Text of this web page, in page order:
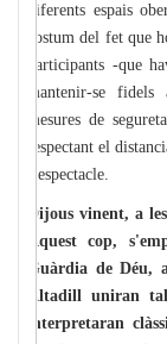
diferents espais
costum del fet que
participants -que
mantenir-se
mesures de
respectant el
l’espectacle.
Dijous vinent, a
Aquest cop,
Guàrdia de
Altadill uniran
interpretaran